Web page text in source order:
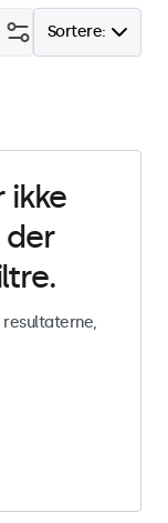
Sortere:
ikke